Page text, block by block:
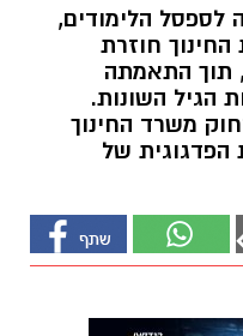
לספסל הלימודים,
חוזרת
תוך התאמתה
הגיל השונות.
משרד החינוך
של